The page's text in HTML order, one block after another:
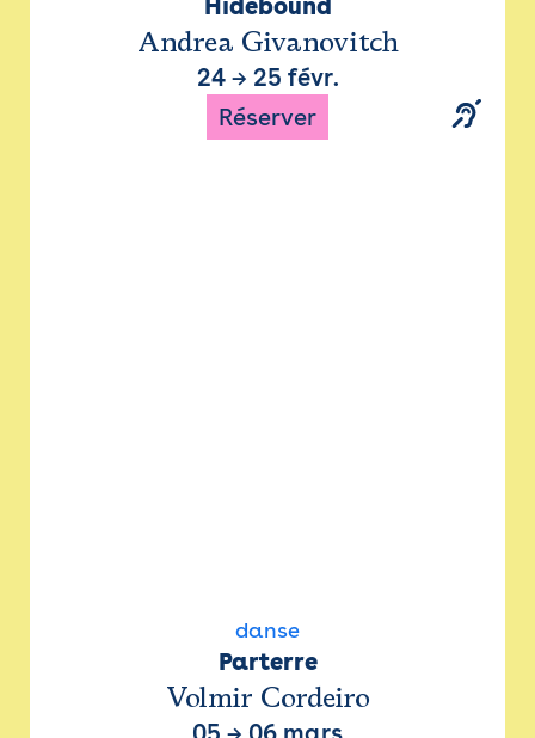
Hidebound
Andrea Givanovitch
24→ 25 févr.
Réserver
danse
Parterre
Volmir Cordeiro